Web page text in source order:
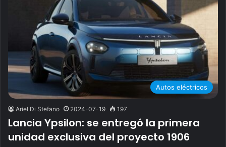
Autos eléctricos
Ariel Di Stefano 2024-07-19 197
Lancia Ypsilon: se entregó la primera
unidad exclusiva del proyecto 1906